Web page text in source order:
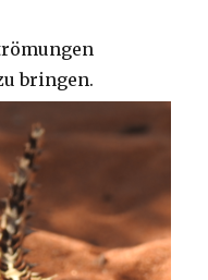
bringen.